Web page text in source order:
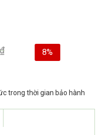
₫ 8%
trong thời gian bảo hành